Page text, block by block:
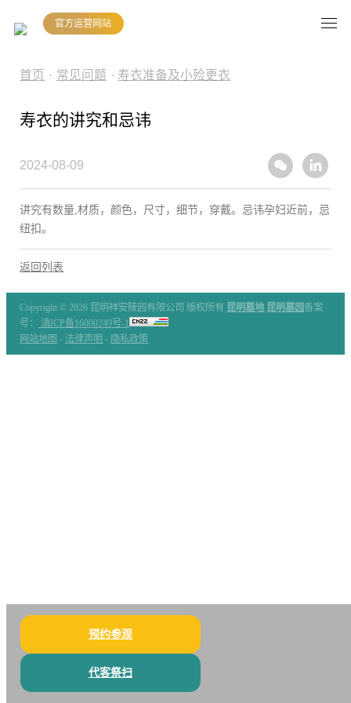
官方运营网站
首页 · 常见问题 · 寿衣准备及小殓更衣
寿衣的讲究和忌讳
2024-08-09
讲究有数量,材质，颜色，尺寸，细节，穿戴。忌讳孕妇近前，忌
纽扣。
返回列表
Copyright ©2026 昆明祥安陵园有限公司 版权所有 昆明墓地 昆明墓园备案
号：
滇ICP备16000249号-1
网站地图 - 法律声明 - 隐私政策
预约参观
代客祭扫